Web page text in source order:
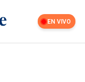
EN VIVO